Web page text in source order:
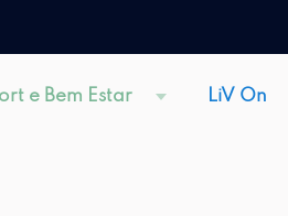
e Bem Estar LiV On